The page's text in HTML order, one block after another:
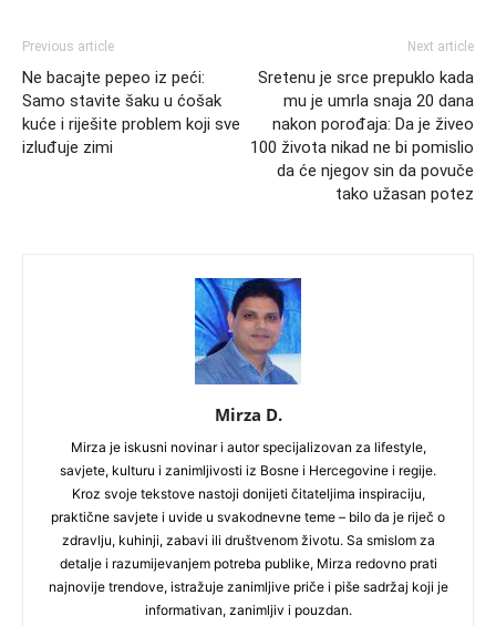
Previous article
Ne bacajte pepeo iz peći:
Samo stavite šaku u ćošak
kuće i riješite problem koji sve
izluđuje zimi
Next article
Sretenu je srce prepuklo kada
mu je umrla snaja 20 dana
nakon porođaja: Da je živeo
100 života nikad ne bi pomislio
da će njegov sin da povuče
tako užasan potez
Mirza D.
Mirza je iskusni novinar i autor specijalizovan za lifestyle,
savjete, kulturu i zanimljivosti iz Bosne i Hercegovine i regije.
Kroz svoje tekstove nastoji donijeti čitateljima inspiraciju,
praktične savjete i uvide u svakodnevne teme – bilo da je riječ o
zdravlju, kuhinji, zabavi ili društvenom životu. Sa smislom za
detalje i razumijevanjem potreba publike, Mirza redovno prati
najnovije trendove, istražuje zanimljive priče i piše sadržaj koji je
informativan, zanimljiv i pouzdan.